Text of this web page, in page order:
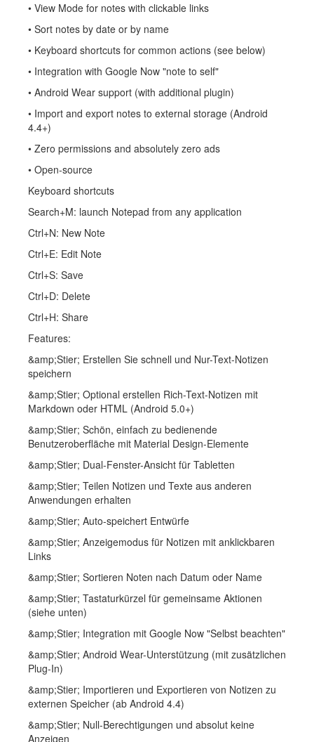
• View Mode for notes with clickable links
• Sort notes by date or by name
• Keyboard shortcuts for common actions (see below)
• Integration with Google Now "note to self"
• Android Wear support (with additional plugin)
• Import and export notes to external storage (Android
4.4+)
• Zero permissions and absolutely zero ads
• Open-source
Keyboard shortcuts
Search+M: launch Notepad from any application
Ctrl+N: New Note
Ctrl+E: Edit Note
Ctrl+S: Save
Ctrl+D: Delete
Ctrl+H: Share
Features:
&amp;Stier; Erstellen Sie schnell und Nur-Text-Notizen
speichern
&amp;Stier; Optional erstellen Rich-Text-Notizen mit
Markdown oder HTML (Android 5.0+)
&amp;Stier; Schön, einfach zu bedienende
Benutzeroberfläche mit Material Design-Elemente
&amp;Stier; Dual-Fenster-Ansicht für Tabletten
&amp;Stier; Teilen Notizen und Texte aus anderen
Anwendungen erhalten
&amp;Stier; Auto-speichert Entwürfe
&amp;Stier; Anzeigemodus für Notizen mit anklickbaren
Links
&amp;Stier; Sortieren Noten nach Datum oder Name
&amp;Stier; Tastaturkürzel für gemeinsame Aktionen
(siehe unten)
&amp;Stier; Integration mit Google Now "Selbst beachten"
&amp;Stier; Android Wear-Unterstützung (mit zusätzlichen
Plug-In)
&amp;Stier; Importieren und Exportieren von Notizen zu
externen Speicher (ab Android 4.4)
&amp;Stier; Null-Berechtigungen und absolut keine
Anzeigen